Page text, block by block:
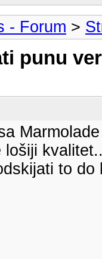
- Forum >
punu
lošiji
to do